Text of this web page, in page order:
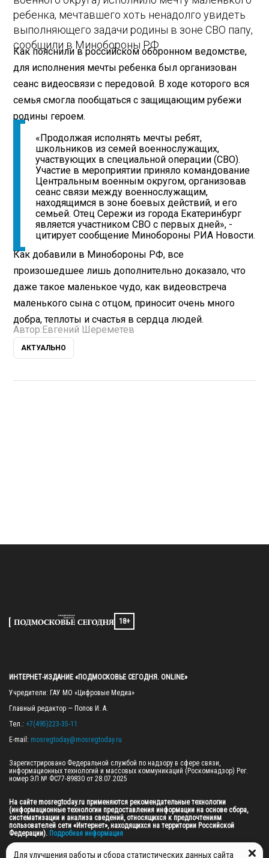
ребенка, мечтавшего хоть ненадолго увидеть
выполняющего задачи родины в зоне СВО папу,
сообщили в Минобороны РФ.
Как пояснили в российском оборонном ведомстве,
для исполнения мечты ребенка был организован
сеанс видеосвязи с передовой. В ходе которого вся
семья смогла пообщаться с защищающим рубежи
родины героем.
«Продолжая исполнять мечты ребят,
школьников из семей военнослужащих,
участвующих в специальной операции (СВО).
Участие в мероприятии приняло командование
Центральным военным округом, организовав
сеанс связи между военнослужащим,
находящимся в зоне боевых действий, и его
семьей. Отец Сережи из города Екатеринбург
является участником СВО с первых дней», -
цитирует сообщение Минобороны РИА Новости.
Как добавили в Минобороны РФ, все
произошедшее лишь дополнительно доказало, что
даже такое маленькое чудо, как видеовстреча
маленького сына с отцом, приносит очень много
добра, теплоты и счастья в сердца людей.
Автор: Евгений Шереметев
АКТУАЛЬНО
18+
ИНТЕРНЕТ-ИЗДАНИЕ «ПОДМОСКОВЬЕ СЕГОДНЯ. ONLINE»
Учредители: ГАУ МО «Цифровые Медиа»
Главный редактор — Попов И. А.
Тел.: +7(495)223-35-11
E-mail: mosregtoday@mosregtoday.ru
Зарегистрировано Федеральной службой по надзору в сфере связи,
информационных технологий и массовых коммуникаций (Роскомнадзор) Рег.
номер ЭЛ № ФС77-89830 от 28.07.2025
На сайте mosregtoday.ru применяются рекомендательные технологии
(информационные технологии предоставления информации на основе сбора,
систематизации и анализа сведений, относящихся к предпочтениям
пользователей сети «Интернет», находящихся на территории Российской
Федерации). Подробная информация
© 2026 ПРАВА НА ВСЕ МАТЕРИАЛЫ САЙТА ПРИНАДЛЕЖАТ ГАУ МО "ЦИФРОВЫЕ
Для улучшения работы и сбора статистических данных сайта